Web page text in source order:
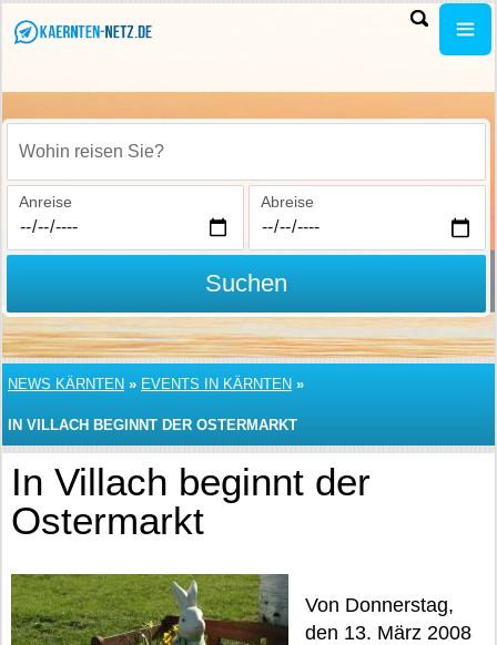
Wohin reisen Sie?
Anreise Abreise
Suchen
NEWS KÄRNTEN » EVENTS IN KÄRNTEN »
IN VILLACH BEGINNT DER OSTERMARKT
In Villach beginnt der
Ostermarkt
Von Donnerstag,
den 13. März 2008